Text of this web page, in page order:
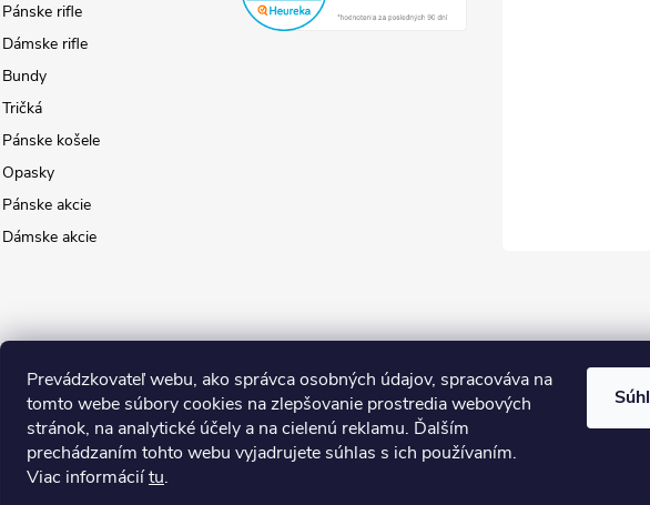
Prevádzkovateľ webu, ako správca osobných údajov, spracováva na
tomto webe súbory cookies na zlepšovanie prostredia webových
stránok, na analytické účely a na cielenú reklamu. Ďalším
prechádzaním tohto webu vyjadrujete súhlas s ich používaním.
Viac informáciítu.
Pánske rifle
Dámske rifle
Bundy
Tričká
Pánske košele
Opasky
Pánske akcie
Dámske akcie